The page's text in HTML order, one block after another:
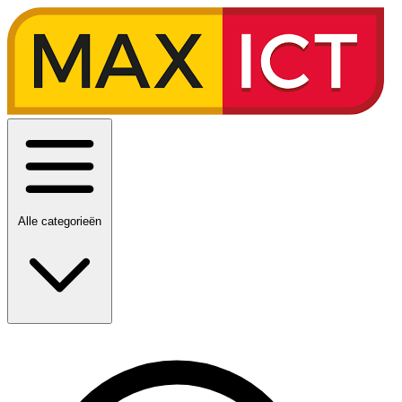
Alle categorieën